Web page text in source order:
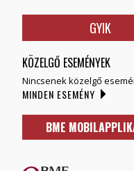
GYIK
KÖZELGŐ ESEMÉNYEK
Nincsenek közelgő
MINDEN ESEMÉNY
BME